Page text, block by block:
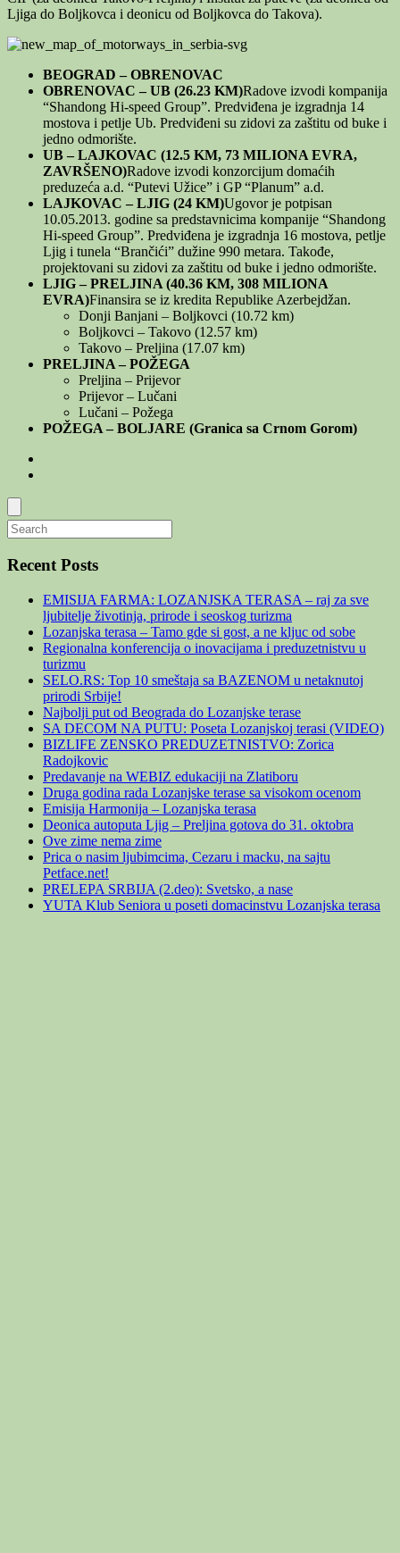
Ljiga do Boljkovca i deonicu od Boljkovca do Takova).
BEOGRAD – OBRENOVAC
OBRENOVAC – UB (26.23 KM)Radove izvodi kompanija
“Shandong Hi-speed Group”. Predviđena je izgradnja 14
mostova i petlje Ub. Predviđeni su zidovi za zaštitu od buke i
jedno odmorište.
UB – LAJKOVAC (12.5 KM, 73 MILIONA EVRA,
ZAVRŠENO)Radove izvodi konzorcijum domaćih
preduzeća a.d. “Putevi Užice” i GP “Planum” a.d.
LAJKOVAC – LJIG (24 KM)Ugovor je potpisan
10.05.2013. godine sa predstavnicima kompanije “Shandong
Hi-speed Group”. Predviđena je izgradnja 16 mostova, petlje
Ljig i tunela “Brančići” dužine 990 metara. Takođe,
projektovani su zidovi za zaštitu od buke i jedno odmorište.
LJIG – PRELJINA (40.36 KM, 308 MILIONA
EVRA)Finansira se iz kredita Republike Azerbejdžan.
Donji Banjani – Boljkovci (10.72 km)
Boljkovci – Takovo (12.57 km)
Takovo – Preljina (17.07 km)
PRELJINA – POŽEGA
Preljina – Prijevor
Prijevor – Lučani
Lučani – Požega
POŽEGA – BOLJARE (Granica sa Crnom Gorom)
Recent Posts
EMISIJA FARMA: LOZANJSKA TERASA – raj za sve
ljubitelje životinja, prirode i seoskog turizma
Lozanjska terasa – Tamo gde si gost, a ne kljuc od sobe
Regionalna konferencija o inovacijama i preduzetnistvu u
turizmu
SELO.RS: Top 10 smeštaja sa BAZENOM u netaknutoj
prirodi Srbije!
Najbolji put od Beograda do Lozanjske terase
SA DECOM NA PUTU: Poseta Lozanjskoj terasi (VIDEO)
BIZLIFE ZENSKO PREDUZETNISTVO: Zorica
Radojkovic
Predavanje na WEBIZ edukaciji na Zlatiboru
Druga godina rada Lozanjske terase sa visokom ocenom
Emisija Harmonija – Lozanjska terasa
Deonica autoputa Ljig – Preljina gotova do 31. oktobra
Ove zime nema zime
Prica o nasim ljubimcima, Cezaru i macku, na sajtu
Petface.net!
PRELEPA SRBIJA (2.deo): Svetsko, a nase
YUTA Klub Seniora u poseti domacinstvu Lozanjska terasa